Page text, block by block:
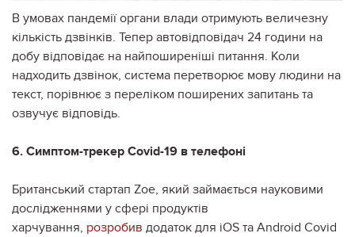
В умовах пандемії органи влади отримують величезну
кількість дзвінків. Тепер автовідповідач 24 години на
добу відповідає на найпоширеніші питання. Коли
надходить дзвінок, система перетворює мову людини на
текст, порівнює з переліком поширених запитань та
озвучує відповідь.
6. Симптом-трекер Covid-19 в телефоні
Британський стартап Zoe, який займається науковими
дослідженнями у сфері продуктів
харчування, розробив додаток для iOS та Android Covid